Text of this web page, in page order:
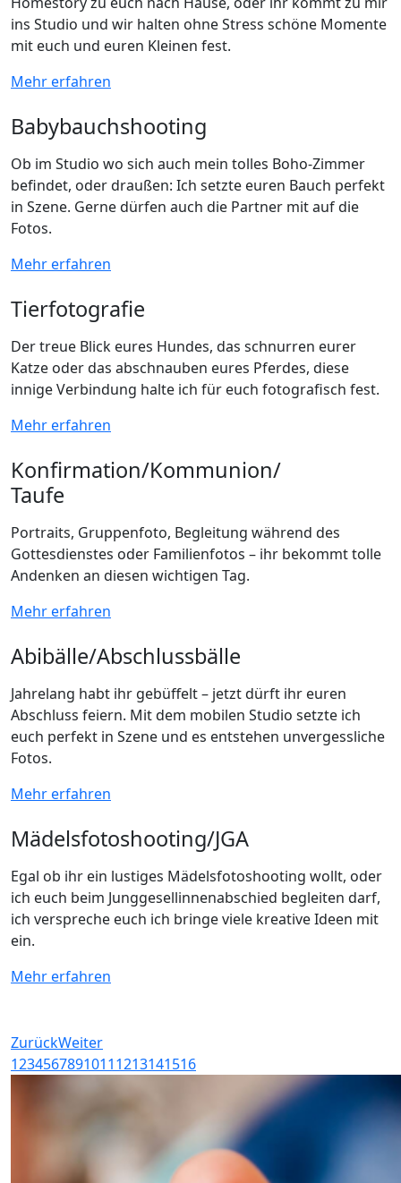
ins Studio und wir halten ohne Stress schöne Momente
mit euch und euren Kleinen fest.
Mehr erfahren
Babybauchshooting
Ob im Studio wo sich auch mein tolles Boho-Zimmer
befindet, oder draußen: Ich setzte euren Bauch perfekt
in Szene. Gerne dürfen auch die Partner mit auf die
Fotos.
Mehr erfahren
Tierfotografie
Der treue Blick eures Hundes, das schnurren eurer
Katze oder das abschnauben eures Pferdes, diese
innige Verbindung halte ich für euch fotografisch fest.
Mehr erfahren
Konfirmation/Kommunion/
Taufe
Portraits, Gruppenfoto, Begleitung während des
Gottesdienstes oder Familienfotos – ihr bekommt tolle
Andenken an diesen wichtigen Tag.
Mehr erfahren
Abibälle/Abschlussbälle
Jahrelang habt ihr gebüffelt – jetzt dürft ihr euren
Abschluss feiern. Mit dem mobilen Studio setzte ich
euch perfekt in Szene und es entstehen unvergessliche
Fotos.
Mehr erfahren
Mädelsfotoshooting/JGA
Egal ob ihr ein lustiges Mädelsfotoshooting wollt, oder
ich euch beim Junggesellinnenabschied begleiten darf,
ich verspreche euch ich bringe viele kreative Ideen mit
ein.
Mehr erfahren
ZurückWeiter
12345678910111213141516